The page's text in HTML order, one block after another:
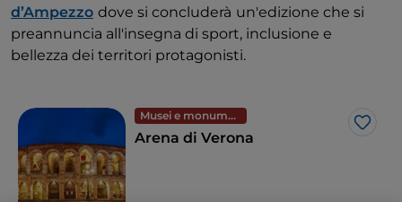
d’Ampezzo dove si concluderà un'edizione che si
preannuncia all'insegna di sport, inclusione e
bellezza dei territori protagonisti.
Musei e monumenti
Like
Arena di Verona